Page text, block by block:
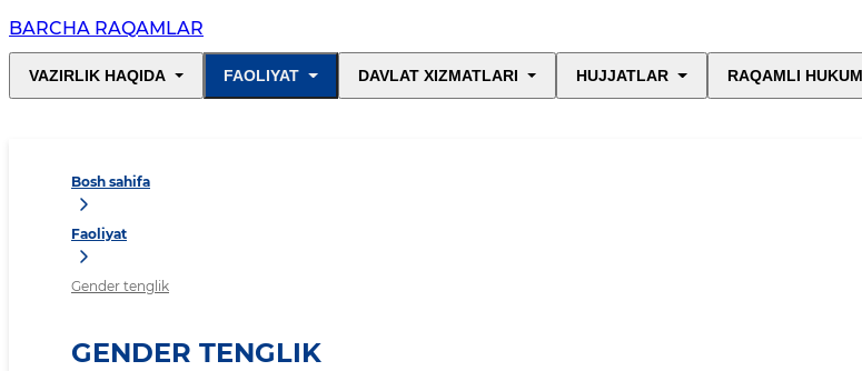
BARCHA RAQAMLAR
VAZIRLIK HAQIDA FAOLIYAT DAVLAT XIZMATLARI HUJJATLAR RAQAMLI
Bosh sahifa
Faoliyat
Gender tenglik
GENDER TENGLIK